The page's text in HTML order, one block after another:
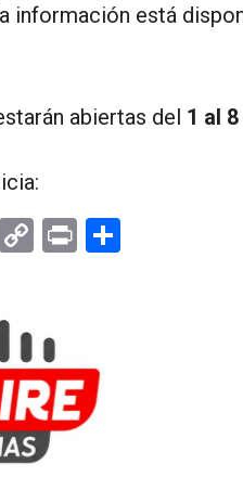
información está
abiertas del 1 al
E
C
Li
n
k
Pr